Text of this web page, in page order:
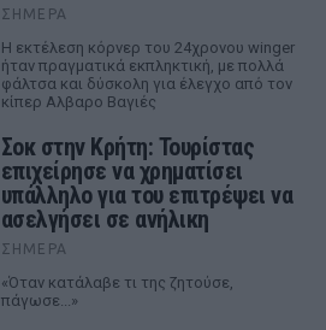
ΣΉΜΕΡΑ
Η εκτέλεση κόρνερ του 24χρονου winger
ήταν πραγματικά εκπληκτική, με πολλά
φάλτσα και δύσκολη για έλεγχο από τον
κίπερ Αλβαρο Βαγιές
Σοκ στην Κρήτη: Τουρίστας
επιχείρησε να χρηματίσει
υπάλληλο για του επιτρέψει να
ασελγήσει σε ανήλικη
ΣΉΜΕΡΑ
«Όταν κατάλαβε τι της ζητούσε,
πάγωσε...»